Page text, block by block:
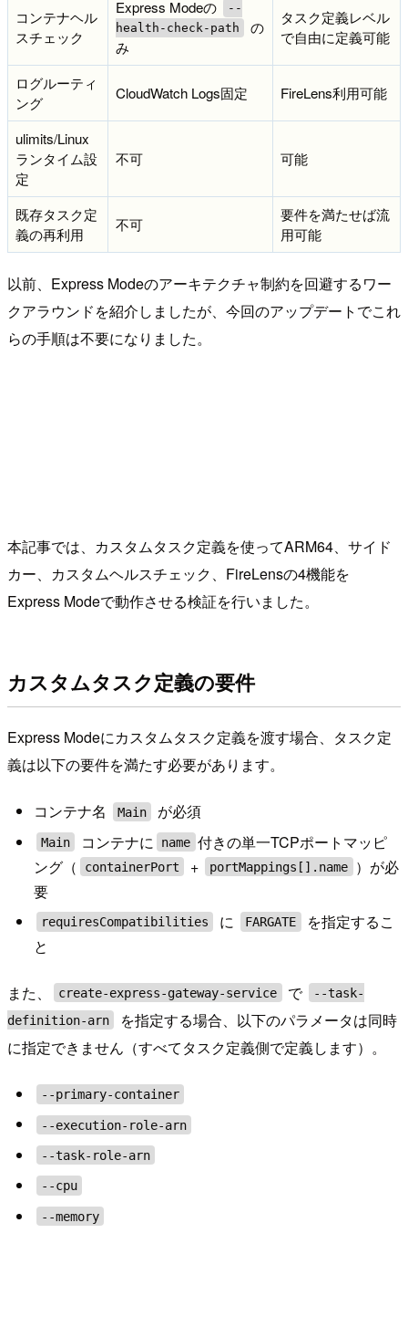
コンテナヘル
スチェック
Express Modeの
--
health-check-path
の
み
タスク定義レベル
で自由に定義可能
ログルーティ
ング
CloudWatch Logs固定 FireLens利用可能
ulimits/Linux
ランタイム設
定
不可 可能
既存タスク定
義の再利用
不可
要件を満たせば流
用可能
以前、Express Modeのアーキテクチャ制約を回避するワー
クアラウンドを紹介しましたが、今回のアップデートでこれ
らの手順は不要になりました。
本記事では、カスタムタスク定義を使ってARM64、サイド
カー、カスタムヘルスチェック、FireLensの4機能を
Express Modeで動作させる検証を行いました。
カスタムタスク定義の要件
Express Modeにカスタムタスク定義を渡す場合、タスク定
義は以下の要件を満たす必要があります。
コンテナ名 Main が必須
Main コンテナに name 付きの単一TCPポートマッピ
ング（
containerPort + portMappings[].name
）が必
要
requiresCompatibilities に FARGATE
を指定するこ
と
また、 create-express-gateway-service で
--task-
definition-arn
を指定する場合、以下のパラメータは同時
に指定できません（すべてタスク定義側で定義します）。
--primary-container
--execution-role-arn
--task-role-arn
--cpu
--memory